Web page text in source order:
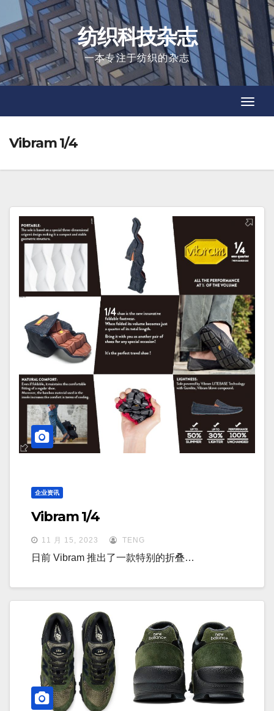
to
content
纺织科技杂志
一本专注于纺织的杂志
Vibram 1/4
企业资讯
Vibram 1/4
11 月 15, 2023 TENG
日前 Vibram 推出了一款特别的折叠…